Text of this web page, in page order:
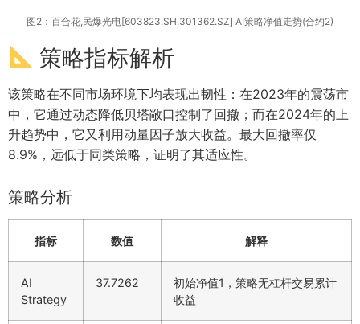
图2：百合花,民爆光电[603823.SH,301362.SZ] AI策略净值走势(合约2)
策略指标解析
该策略在不同市场环境下均表现出韧性：在2023年的震荡市
中，它通过动态降低贝塔敞口控制了回撤；而在2024年的上
升趋势中，它又利用动量因子放大收益。最大回撤率仅
8.9%，远低于同类策略，证明了其适应性。
策略分析
指标 数值 解释
AI
Strategy
37.7262
初始净值1，策略无杠杆交易累计
收益